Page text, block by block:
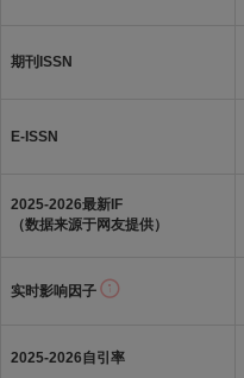
期刊ISSN
E-ISSN
2025-2026最新IF
（数据来源于网友提供）
实时影响因子
2025-2026自引率